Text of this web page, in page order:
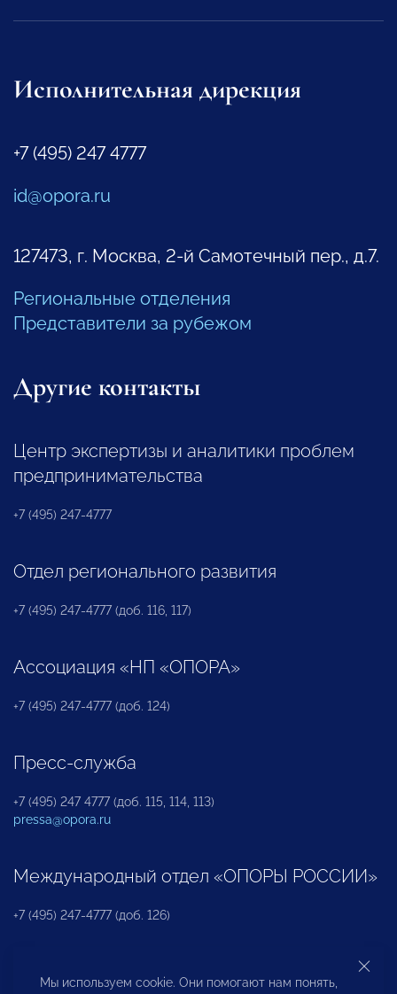
Исполнительная дирекция
+7 (495) 247 4777
id@opora.ru
127473, г. Москва, 2-й Самотечный пер., д.7.
Региональные отделения
Представители за рубежом
Другие контакты
Центр экспертизы и аналитики проблем
предпринимательства
+7 (495) 247-4777
Отдел регионального развития
+7 (495) 247-4777 (доб. 116, 117)
Ассоциация «НП «ОПОРА»
+7 (495) 247-4777 (доб. 124)
Пресс-служба
+7 (495) 247 4777 (доб. 115, 114, 113)
pressa@opora.ru
Международный отдел «ОПОРЫ РОССИИ»
+7 (495) 247-4777 (доб. 126)
Бюро по защите прав предпринимателей и
Мы используем cookie. Они помогают нам понять,